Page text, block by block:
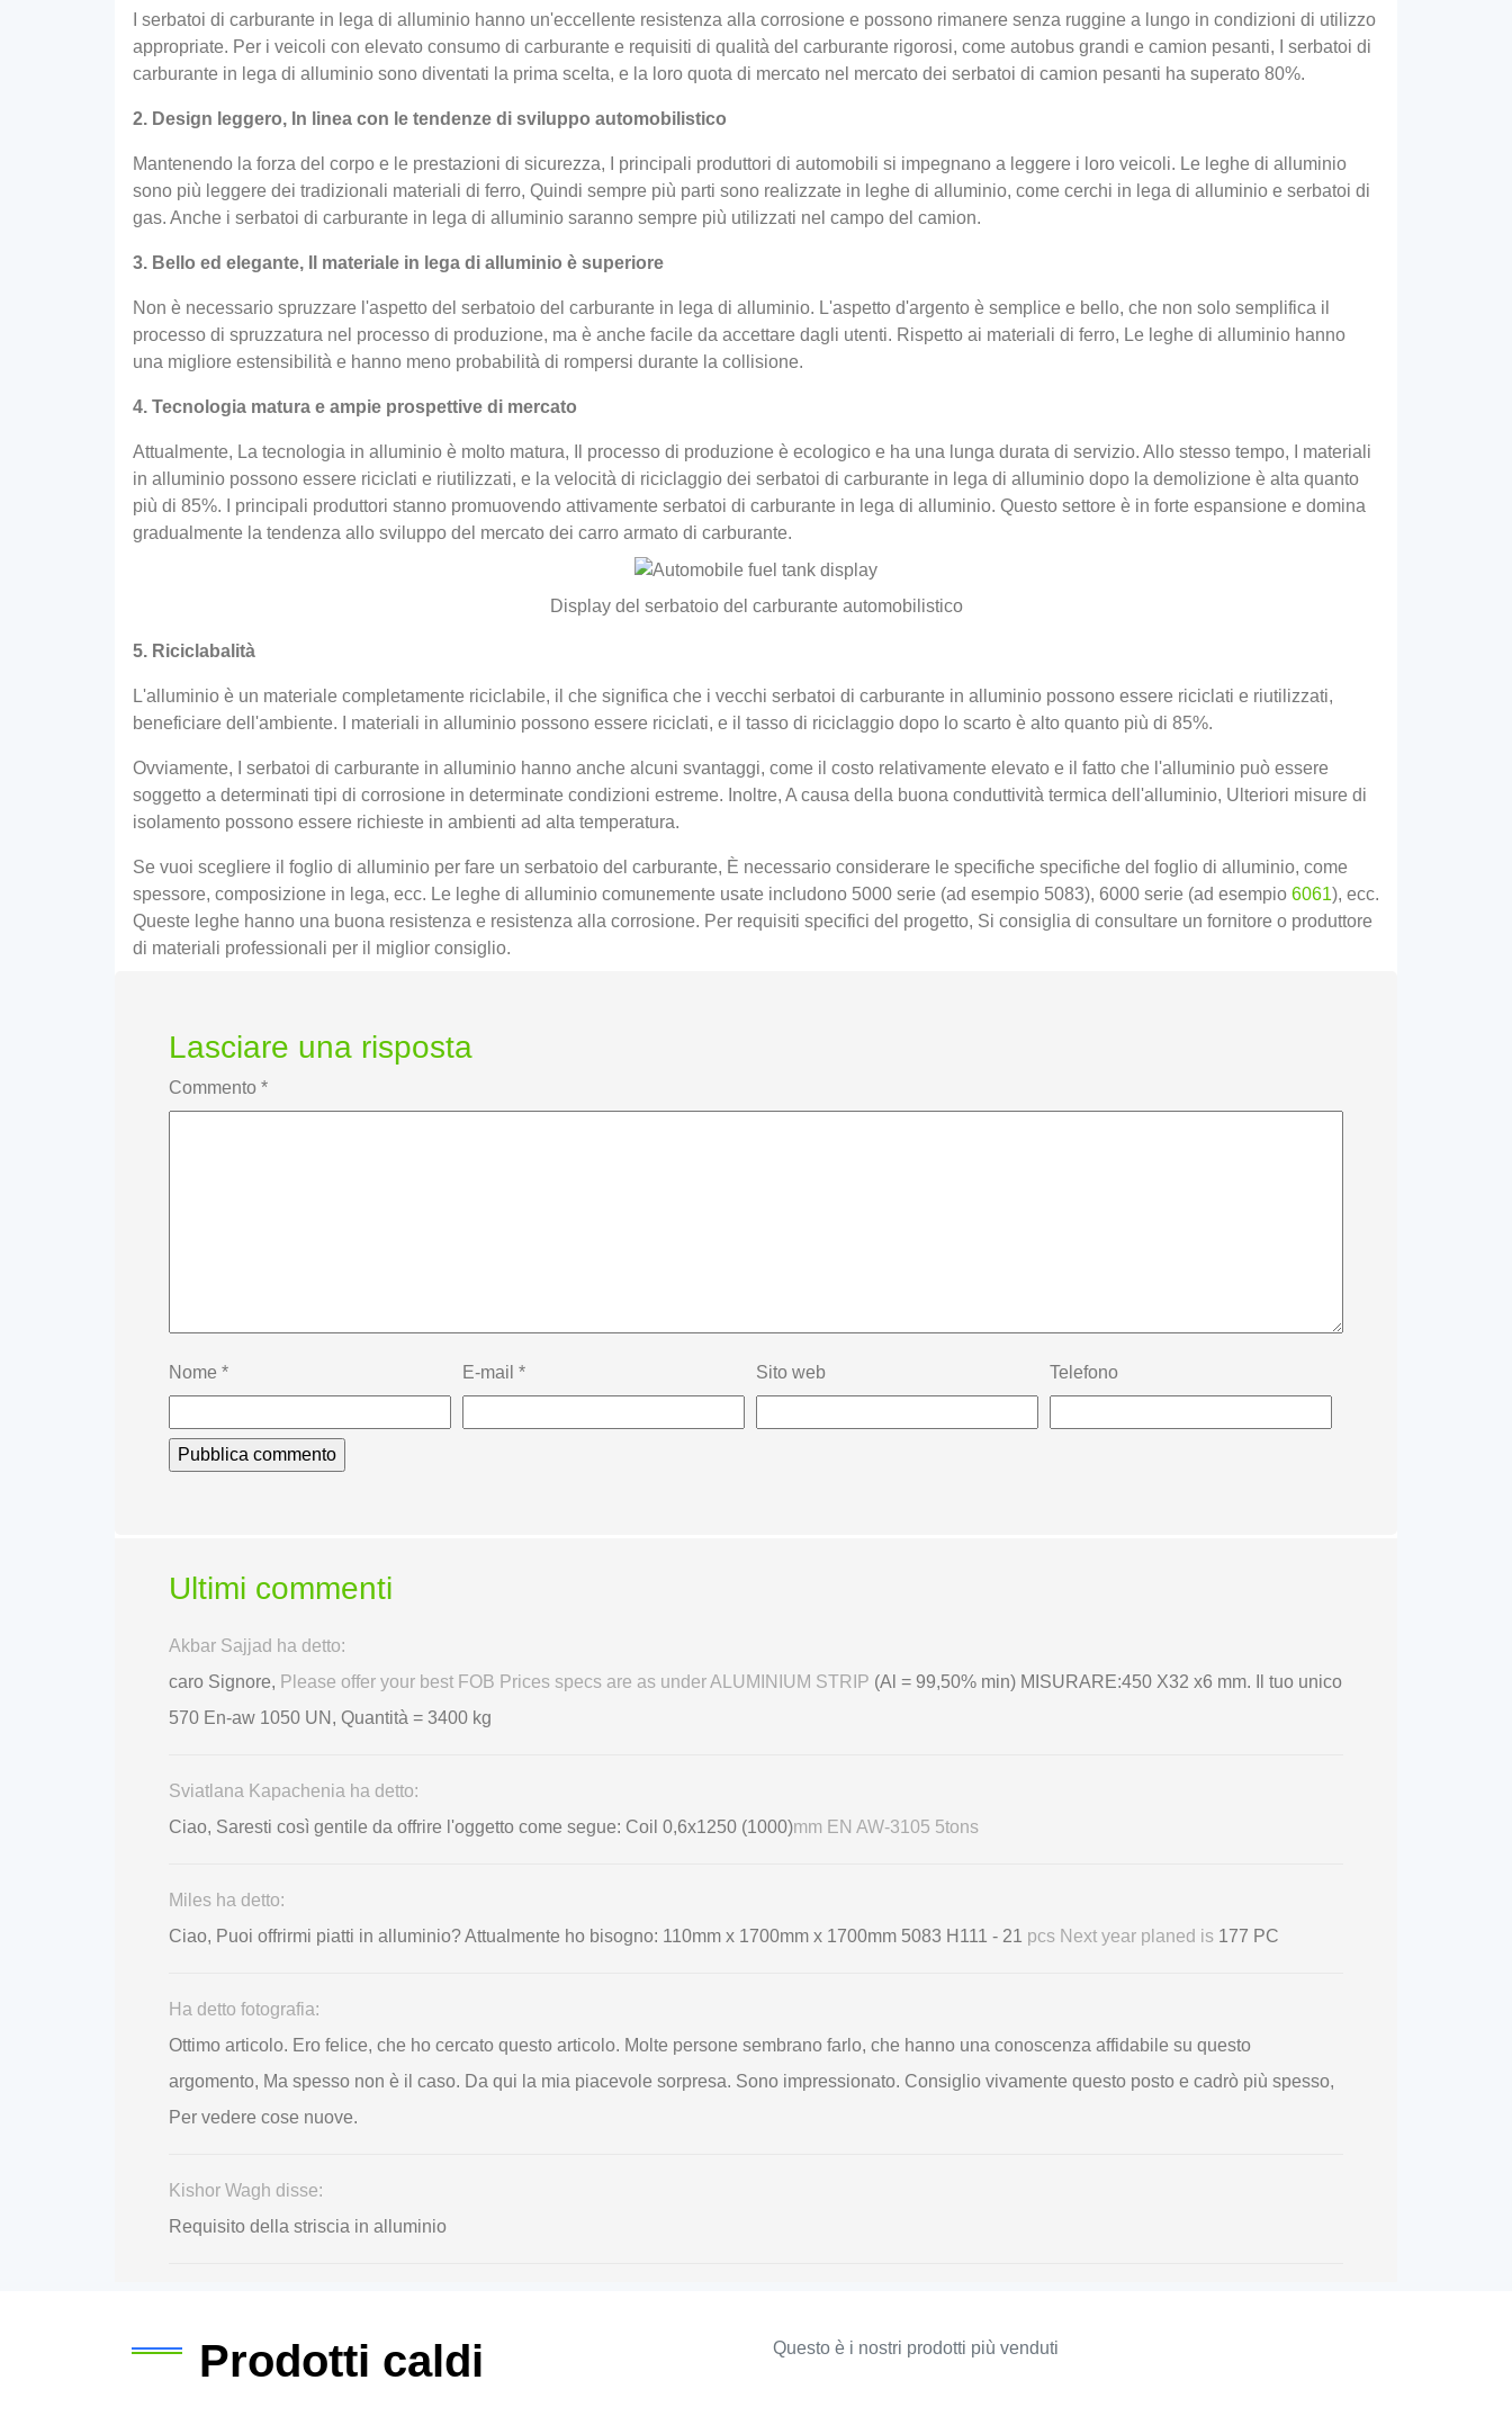
I serbatoi di carburante in lega di alluminio hanno un'eccellente resistenza alla corrosione e possono rimanere senza ruggine a lungo in condizioni di utilizzo
appropriate. Per i veicoli con elevato consumo di carburante e requisiti di qualità del carburante rigorosi, come autobus grandi e camion pesanti, I serbatoi di
carburante in lega di alluminio sono diventati la prima scelta, e la loro quota di mercato nel mercato dei serbatoi di camion pesanti ha superato 80%.
2. Design leggero, In linea con le tendenze di sviluppo automobilistico
Mantenendo la forza del corpo e le prestazioni di sicurezza, I principali produttori di automobili si impegnano a leggere i loro veicoli. Le leghe di alluminio
sono più leggere dei tradizionali materiali di ferro, Quindi sempre più parti sono realizzate in leghe di alluminio, come cerchi in lega di alluminio e serbatoi di
gas. Anche i serbatoi di carburante in lega di alluminio saranno sempre più utilizzati nel campo del camion.
3. Bello ed elegante, Il materiale in lega di alluminio è superiore
Non è necessario spruzzare l'aspetto del serbatoio del carburante in lega di alluminio. L'aspetto d'argento è semplice e bello, che non solo semplifica il
processo di spruzzatura nel processo di produzione, ma è anche facile da accettare dagli utenti. Rispetto ai materiali di ferro, Le leghe di alluminio hanno
una migliore estensibilità e hanno meno probabilità di rompersi durante la collisione.
4. Tecnologia matura e ampie prospettive di mercato
Attualmente, La tecnologia in alluminio è molto matura, Il processo di produzione è ecologico e ha una lunga durata di servizio. Allo stesso tempo, I materiali
in alluminio possono essere riciclati e riutilizzati, e la velocità di riciclaggio dei serbatoi di carburante in lega di alluminio dopo la demolizione è alta quanto
più di 85%. I principali produttori stanno promuovendo attivamente serbatoi di carburante in lega di alluminio. Questo settore è in forte espansione e domina
gradualmente la tendenza allo sviluppo del mercato dei carro armato di carburante.
Display del serbatoio del carburante automobilistico
5. Riciclabalità
L'alluminio è un materiale completamente riciclabile, il che significa che i vecchi serbatoi di carburante in alluminio possono essere riciclati e riutilizzati,
beneficiare dell'ambiente. I materiali in alluminio possono essere riciclati, e il tasso di riciclaggio dopo lo scarto è alto quanto più di 85%.
Ovviamente, I serbatoi di carburante in alluminio hanno anche alcuni svantaggi, come il costo relativamente elevato e il fatto che l'alluminio può essere
soggetto a determinati tipi di corrosione in determinate condizioni estreme. Inoltre, A causa della buona conduttività termica dell'alluminio, Ulteriori misure di
isolamento possono essere richieste in ambienti ad alta temperatura.
Se vuoi scegliere il foglio di alluminio per fare un serbatoio del carburante, È necessario considerare le specifiche specifiche del foglio di alluminio, come
spessore, composizione in lega, ecc. Le leghe di alluminio comunemente usate includono 5000 serie (ad esempio 5083), 6000 serie (ad esempio 6061), ecc.
Queste leghe hanno una buona resistenza e resistenza alla corrosione. Per requisiti specifici del progetto, Si consiglia di consultare un fornitore o produttore
di materiali professionali per il miglior consiglio.
Lasciare una risposta
Commento *
Nome * E-mail * Sito web Telefono
Ultimi commenti
Akbar Sajjad ha detto:
caro Signore, Please offer your best FOB Prices specs are as under ALUMINIUM STRIP (Al = 99,50% min) MISURARE:450 X32 x6 mm. Il tuo unico
570 En-aw 1050 UN, Quantità = 3400 kg
Sviatlana Kapachenia ha detto:
Ciao, Saresti così gentile da offrire l'oggetto come segue: Coil 0,6х1250 (1000)mm EN AW-3105 5tons
Miles ha detto:
Ciao, Puoi offrirmi piatti in alluminio? Attualmente ho bisogno: 110mm x 1700mm x 1700mm 5083 H111 - 21 pcs Next year planed is 177 PC
Ha detto fotografia:
Ottimo articolo. Ero felice, che ho cercato questo articolo. Molte persone sembrano farlo, che hanno una conoscenza affidabile su questo
argomento, Ma spesso non è il caso. Da qui la mia piacevole sorpresa. Sono impressionato. Consiglio vivamente questo posto e cadrò più spesso,
Per vedere cose nuove.
Kishor Wagh disse:
Requisito della striscia in alluminio
Prodotti caldi Questo è i nostri prodotti più venduti